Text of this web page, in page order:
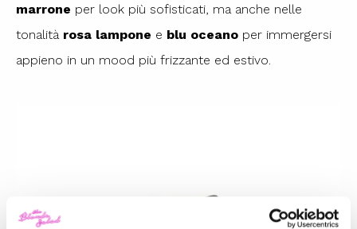
marrone per look più sofisticati, ma anche nelle
tonalità rosa lampone e blu oceano per immergersi
appieno in un mood più frizzante ed estivo.